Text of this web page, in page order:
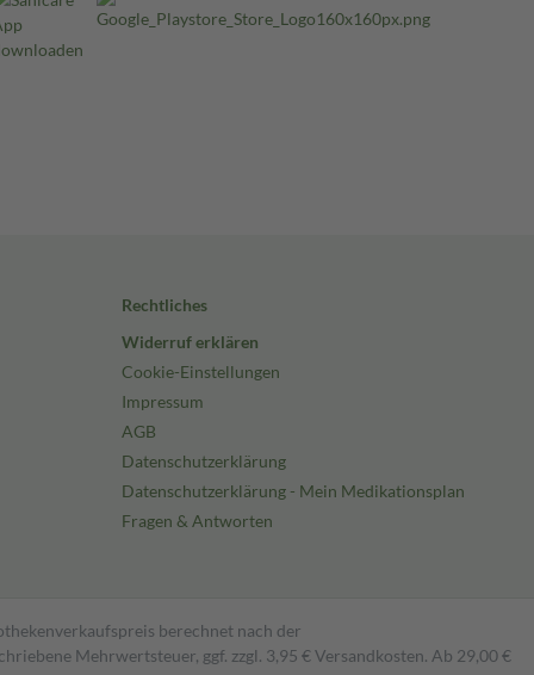
Rechtliches
Widerruf erklären
Cookie-Einstellungen
Impressum
AGB
Datenschutzerklärung
Datenschutzerklärung - Mein Medikationsplan
Fragen & Antworten
berechnet nach der
Mehrwertsteuer, ggf. zzgl. 3,95 € Versandkosten. Ab 29,00 €